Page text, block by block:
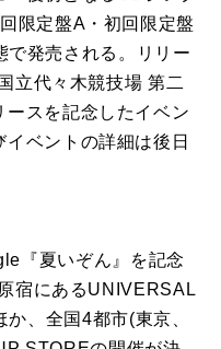
限定盤A・初回限定盤
発売される。リリー
立代々木競技場 第二
スを記念したイベン
イベントの詳細は後日
『夏いぞん』を記念
宿にあるUNIVERSAL
、全国4都市(東京、